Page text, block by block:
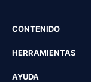
CONTENIDO
HERRAMIENTAS
AYUDA